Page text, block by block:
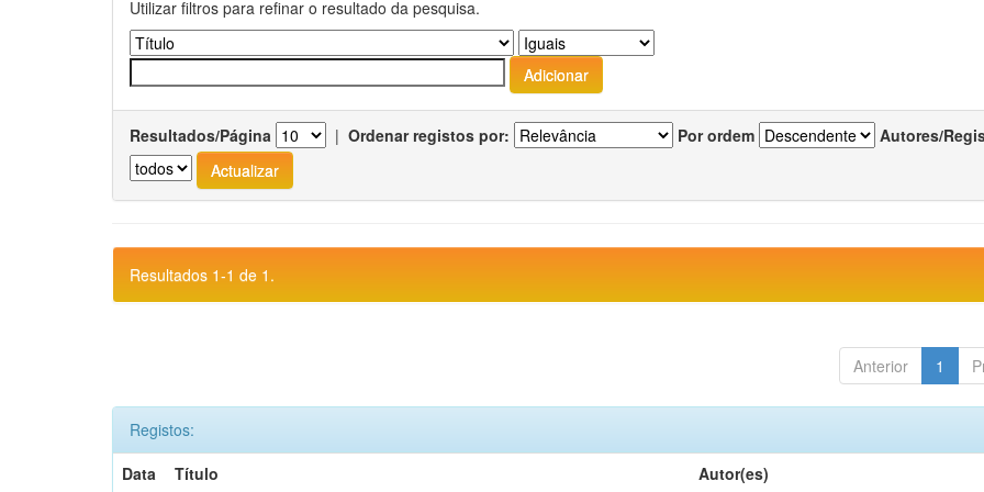
Utilizar filtros para refinar o resultado da pesquisa.
Resultados/Página | Ordenar registos por: Por ordem Autores/
Resultados 1-1 de 1.
Anterior 1
Registos:
Data
Título Autor(es)